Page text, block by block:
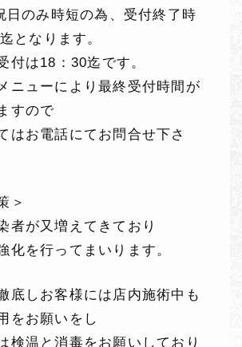
日のみ時短の為、受付終了時
となります。
付は18：30迄です。
ニューにより最終受付時間が
すので
はお電話にてお問合せ下さ
＞
者が又増えてきており
化を行ってまいります。
底しお客様には店内施術中も
をお願いをし
検温と消毒をお願いしており